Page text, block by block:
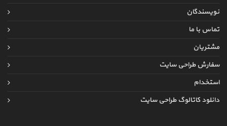
نویسندگان
تماس با ما
مشتریان
سفارش طراحی سایت
استخدام
دانلود کاتالوگ طراحی سایت